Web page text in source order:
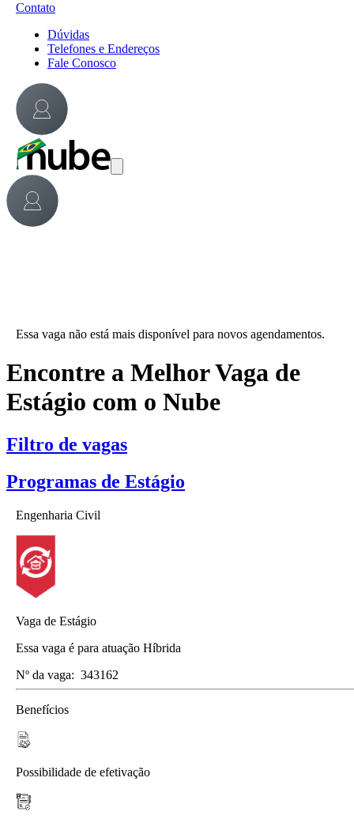
Contato
Dúvidas
Telefones e Endereços
Fale Conosco
Essa vaga não está mais disponível para novos agendamentos.
Encontre a Melhor Vaga de
Estágio com o Nube
Filtro de vagas
Programas de Estágio
Engenharia Civil
Vaga de Estágio
Essa vaga é para atuação Híbrida
Nº da vaga: 343162
Benefícios
Possibilidade de efetivação